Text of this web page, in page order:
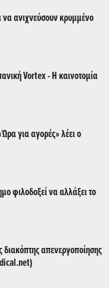
να ανιχνεύσουν κρυμμένο
Vortex - Η καινοτομία
για αγορές» λέει ο
φιλοδοξεί να αλλάξει το
απενεργοποίησης